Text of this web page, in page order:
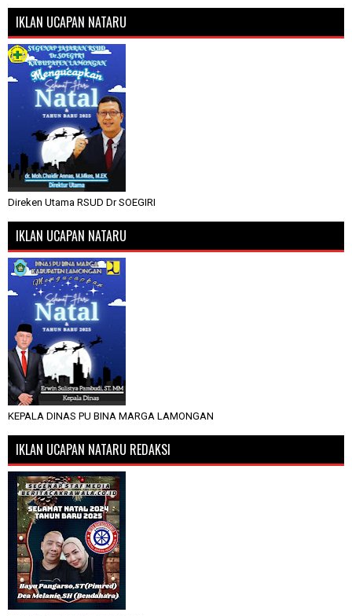
IKLAN UCAPAN NATARU
Direken Utama RSUD Dr SOEGIRI
IKLAN UCAPAN NATARU
KEPALA DINAS PU BINA MARGA LAMONGAN
IKLAN UCAPAN NATARU REDAKSI